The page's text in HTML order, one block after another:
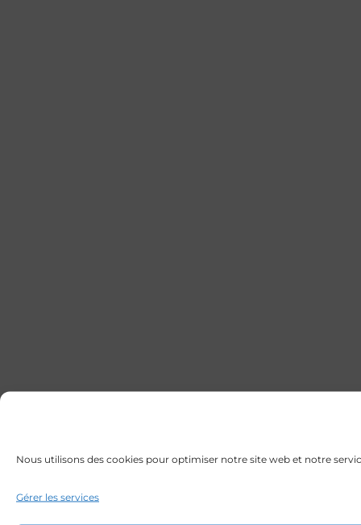
Nous utilisons des cookies pour optimiser notre site web et notre
Gérer les services